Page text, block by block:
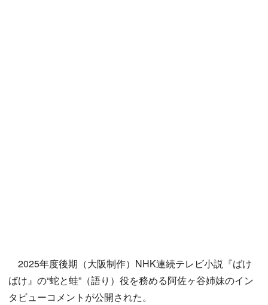
2025年度後期（大阪制作）NHK連続テレビ小説『ばけ
ばけ』の“蛇と蛙”（語り）役を務める阿佐ヶ谷姉妹のイン
タビューコメントが公開された。